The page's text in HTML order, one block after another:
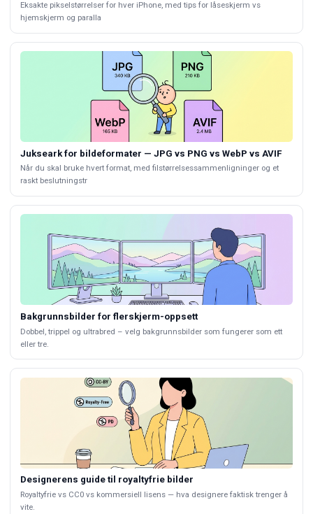
Eksakte pikselstørrelser for hver iPhone, med tips for låseskjerm vs
hjemskjerm og paralla
Jukseark for bildeformater — JPG vs PNG vs WebP vs AVIF
Når du skal bruke hvert format, med filstørrelsessammenligninger og et
raskt beslutningstr
Bakgrunnsbilder for flerskjerm-oppsett
Dobbel, trippel og ultrabred – velg bakgrunnsbilder som fungerer som ett
eller tre.
Designerens guide til royaltyfrie bilder
Royaltyfrie vs CC0 vs kommersiell lisens — hva designere faktisk trenger å
vite.